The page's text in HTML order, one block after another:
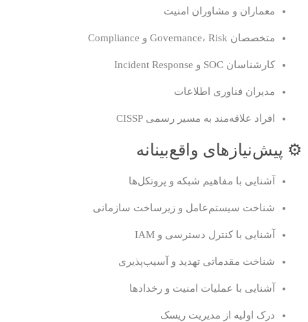
معماران و مشاوران امنیت
متخصصان Governance، Risk و Compliance
کارشناسان SOC و Incident Response
مدیران فناوری اطلاعات
افراد علاقه‌مند به مسیر رسمی CISSP
⚙️ پیش‌نیازهای واقع‌بینانه
آشنایی با مفاهیم شبکه و پروتکل‌ها
شناخت سیستم‌عامل و زیرساخت سازمانی
آشنایی با کنترل دسترسی و IAM
شناخت مقدماتی تهدید و آسیب‌پذیری
آشنایی با عملیات امنیت و رخدادها
درک اولیه از مدیریت ریسک